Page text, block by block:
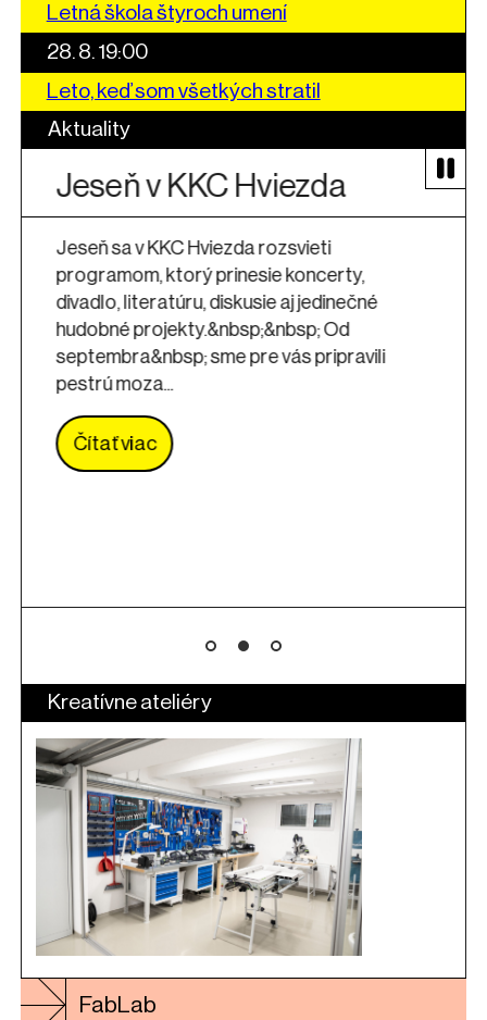
Letná škola štyroch umení
28. 8. 19:00
Leto, keď som všetkých stratil
Aktuality
Jeseň v KKC Hviezda
Jeseň sa v KKC Hviezda rozsvieti
programom, ktorý prinesie koncerty,
divadlo, literatúru, diskusie aj jedinečné
hudobné projekty.&nbsp;&nbsp; Od
septembra&nbsp; sme pre vás pripravili
pestrú moza...
Čítať viac
Kreatívne ateliéry
FabLab